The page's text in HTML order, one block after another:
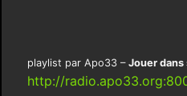
playlist par Apo33 – Jouer dans
http://